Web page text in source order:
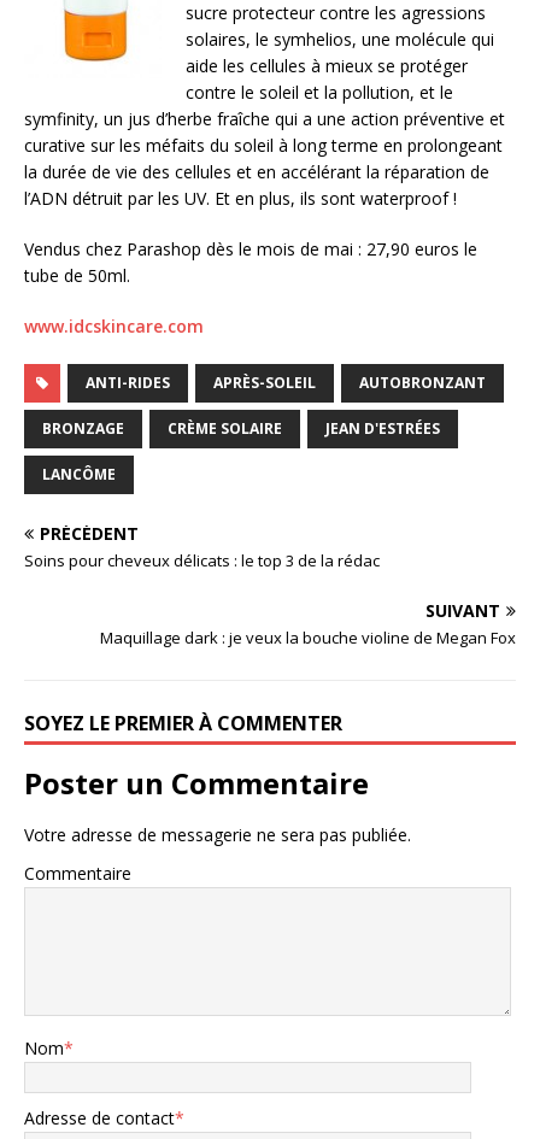
sucre protecteur contre les agressions
solaires, le symhelios, une molécule qui
aide les cellules à mieux se protéger
contre le soleil et la pollution, et le
symfinity, un jus d’herbe fraîche qui a une action préventive et
curative sur les méfaits du soleil à long terme en prolongeant
la durée de vie des cellules et en accélérant la réparation de
l’ADN détruit par les UV. Et en plus, ils sont waterproof !
Vendus chez Parashop dès le mois de mai : 27,90 euros le
tube de 50ml.
www.idcskincare.com
ANTI-RIDES APRÈS-SOLEIL AUTOBRONZANT
BRONZAGE CRÈME SOLAIRE JEAN D'ESTRÉES
LANCÔME
PRÉCÉDENT
Soins pour cheveux délicats : le top 3 de la rédac
SUIVANT
Maquillage dark : je veux la bouche violine de Megan Fox
SOYEZ LE PREMIER À COMMENTER
Poster un Commentaire
Votre adresse de messagerie ne sera pas publiée.
Commentaire
Nom*
Adresse de contact*